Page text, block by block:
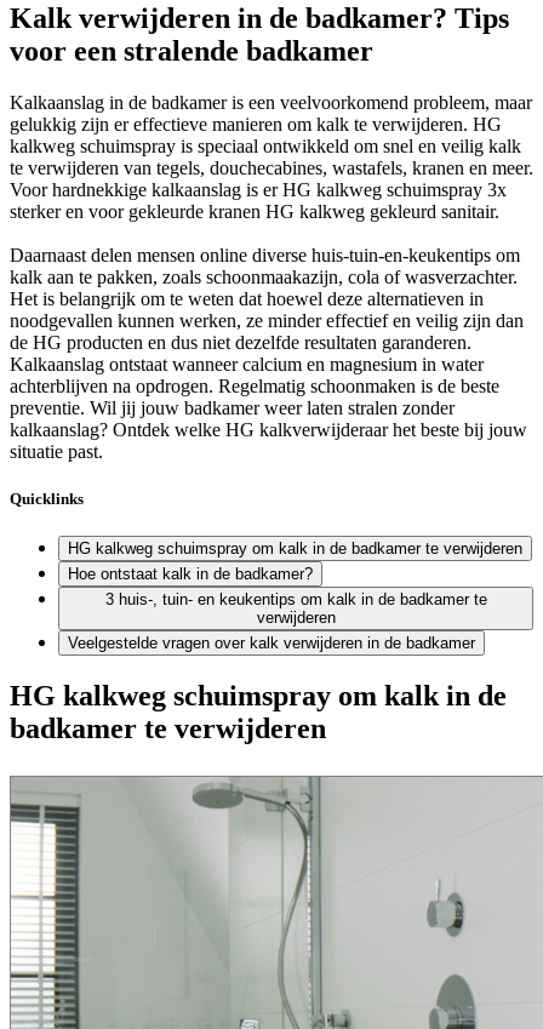
Kalk verwijderen in de badkamer? Tips
voor een stralende badkamer
Kalkaanslag in de badkamer is een veelvoorkomend probleem, maar
gelukkig zijn er effectieve manieren om kalk te verwijderen. HG
kalkweg schuimspray is speciaal ontwikkeld om snel en veilig kalk
te verwijderen van tegels, douchecabines, wastafels, kranen en meer.
Voor hardnekkige kalkaanslag is er HG kalkweg schuimspray 3x
sterker en voor gekleurde kranen HG kalkweg gekleurd sanitair.
Daarnaast delen mensen online diverse huis-tuin-en-keukentips om
kalk aan te pakken, zoals schoonmaakazijn, cola of wasverzachter.
Het is belangrijk om te weten dat hoewel deze alternatieven in
noodgevallen kunnen werken, ze minder effectief en veilig zijn dan
de HG producten en dus niet dezelfde resultaten garanderen.
Kalkaanslag ontstaat wanneer calcium en magnesium in water
achterblijven na opdrogen. Regelmatig schoonmaken is de beste
preventie. Wil jij jouw badkamer weer laten stralen zonder
kalkaanslag? Ontdek welke HG kalkverwijderaar het beste bij jouw
situatie past.
Quicklinks
HG kalkweg schuimspray om kalk in de badkamer te verwijderen
Hoe ontstaat kalk in de badkamer?
3 huis-, tuin- en keukentips om kalk in de badkamer te
verwijderen
Veelgestelde vragen over kalk verwijderen in de badkamer
HG kalkweg schuimspray om kalk in de
badkamer te verwijderen